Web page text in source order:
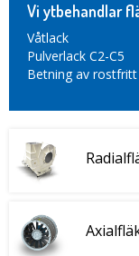
Vi ytbehandlar
Våtlack
Pulverlack C2-C5
Betning av rostfritt